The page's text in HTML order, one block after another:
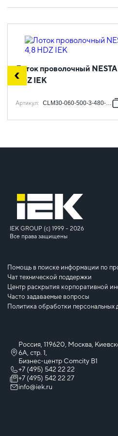
Лоток проволочный
HDZ IEK
Артикул: CLM30-060-500-3-480-HDZ
IEK GROUP (c) 1999 – 2026
Все права защищены
Помощь в поиске информации по
Чат технической поддержки
Центр раскрытия корпоративной
Часто задаваемые вопросы
Политика обработки персональных
Россия, 119620, Москва,
6А, стр. 1,
Бизнес-центр Comcity B1
+7 (495) 542 22 22
+7 (495) 542 22 27
info@iek.ru